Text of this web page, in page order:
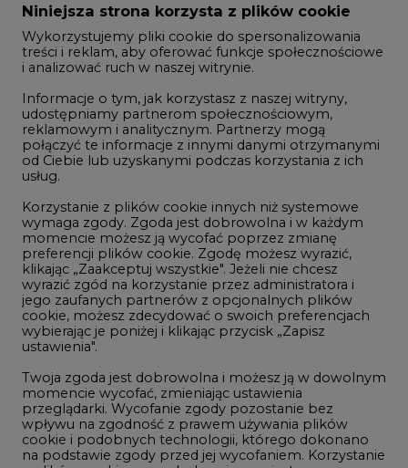
Zmiany kadrowe na rynku
Studio CIRE
Rozmowy o energetyce
Gospodarka
Geopolityka
LTE450
Innowacje i AI
Telekomunikacja i IT
Handel emisjami CO2
Wodór
Górnictwo
Atom
Fotowoltaika
Niniejsza strona korzysta z plików cookie
Wykorzystujemy pliki cookie do spersonalizowania
treści i reklam, aby oferować funkcje społecznościowe
i analizować ruch w naszej witrynie.
Informacje o tym, jak korzystasz z naszej witryny,
udostępniamy partnerom społecznościowym,
reklamowym i analitycznym. Partnerzy mogą
połączyć te informacje z innymi danymi otrzymanymi
od Ciebie lub uzyskanymi podczas korzystania z ich
usług.
Korzystanie z plików cookie innych niż systemowe
wymaga zgody. Zgoda jest dobrowolna i w każdym
momencie możesz ją wycofać poprzez zmianę
preferencji plików cookie. Zgodę możesz wyrazić,
klikając „Zaakceptuj wszystkie". Jeżeli nie chcesz
wyrazić zgód na korzystanie przez administratora i
jego zaufanych partnerów z opcjonalnych plików
cookie, możesz zdecydować o swoich preferencjach
wybierając je poniżej i klikając przycisk „Zapisz
ustawienia".
Twoja zgoda jest dobrowolna i możesz ją w dowolnym
momencie wycofać, zmieniając ustawienia
przeglądarki. Wycofanie zgody pozostanie bez
wpływu na zgodność z prawem używania plików
cookie i podobnych technologii, którego dokonano
na podstawie zgody przed jej wycofaniem. Korzystanie